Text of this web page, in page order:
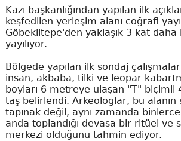
Kazı başkanlığından yapılan ilk
keşfedilen yerleşim alanı coğrafi
Göbeklitepe'den yaklaşık 3 kat
yayılıyor.
Bölgede yapılan ilk sondaj
insan, akbaba, tilki ve leopar
boyları 6 metreye ulaşan "T" biçimli
taş belirlendi. Arkeologlar, bu alanın
tapınak değil, aynı zamanda binlerce
anda toplandığı devasa bir ritüel ve
merkezi olduğunu tahmin ediyor.